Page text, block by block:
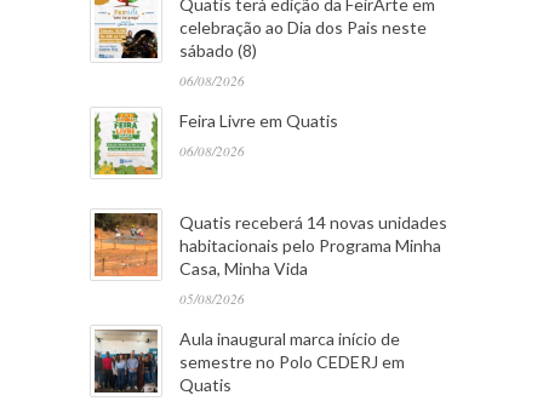
celebração ao Dia dos Pais neste
sábado (8)
06/08/2026
Feira Livre em Quatis
06/08/2026
Quatis receberá 14 novas unidades
habitacionais pelo Programa Minha
Casa, Minha Vida
05/08/2026
Aula inaugural marca início de
semestre no Polo CEDERJ em
Quatis